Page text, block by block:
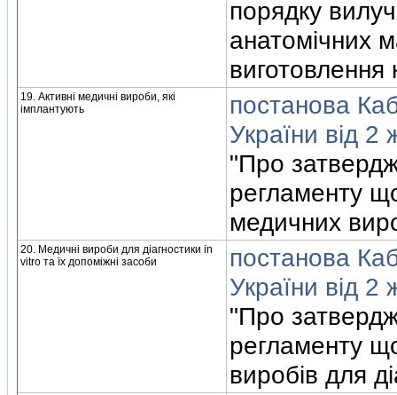
порядку
анатомiчних
19. Активнi медичнi вироби, якi
iмплантують
постанова
України вiд 2
"Про
регламенту
медичних
20. Медичнi вироби для дiагностики in
vitro та їх допомiжнi засоби
постанова
України вiд 2
"Про
регламенту
виробiв для